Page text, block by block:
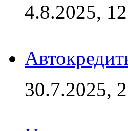
4.8.2025,
30.7.2025,